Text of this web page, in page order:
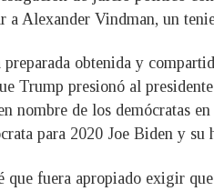
a Alexander Vindman, un
obtenida y
Trump presionó al
nombre de los demócratas
para 2020 Joe Biden y
que fuera apropiado exigir